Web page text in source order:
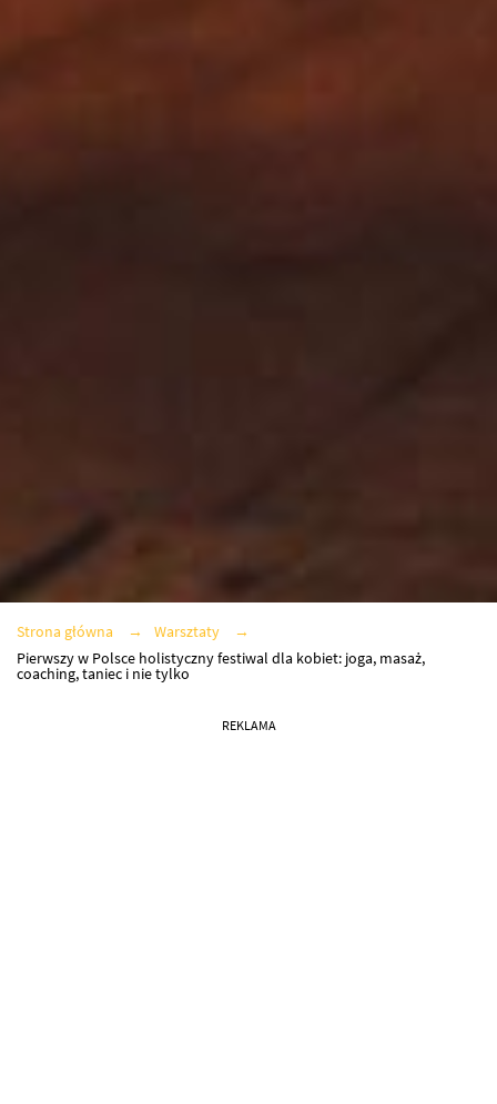
Strona główna
Warsztaty
Pierwszy w Polsce holistyczny festiwal dla kobiet: joga, masaż,
coaching, taniec i nie tylko
REKLAMA